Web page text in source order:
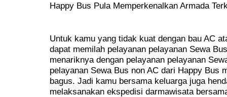
Happy Bus Pula Memperkenalkan Armada
Untuk kamu yang tidak kuat dengan bau AC
dapat memilah pelayanan pelayanan Sewa
menariknya dengan pelayanan pelayanan
pelayanan Sewa Bus non AC dari Happy Bus
bagus. Jadi kamu bersama keluarga juga
melaksanakan ekspedisi darmawisata